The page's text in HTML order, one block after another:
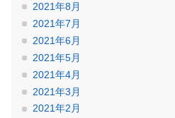
2021年8月
2021年7月
2021年6月
2021年5月
2021年4月
2021年3月
2021年2月